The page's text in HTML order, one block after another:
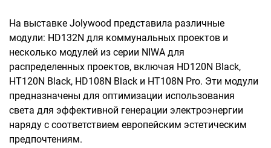
На выставке Jolywood представила различные
модули: HD132N для коммунальных проектов и
несколько модулей из серии NIWA для
распределенных проектов, включая HD120N Black,
HT120N Black, HD108N Black и HT108N Pro. Эти модули
предназначены для оптимизации использования
света для эффективной генерации электроэнергии
наряду с соответствием европейским эстетическим
предпочтениям.